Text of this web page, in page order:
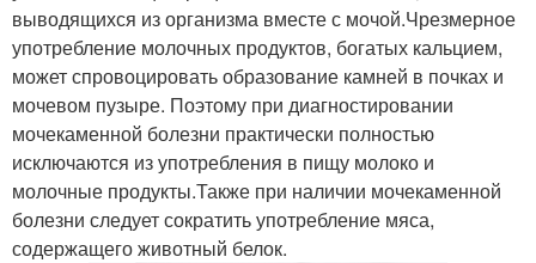
выводящихся из организма вместе с мочой.Чрезмерное
употребление молочных продуктов, богатых кальцием,
может спровоцировать образование камней в почках и
мочевом пузыре. Поэтому при диагностировании
мочекаменной болезни практически полностью
исключаются из употребления в пищу молоко и
молочные продукты.Также при наличии мочекаменной
болезни следует сократить употребление мяса,
содержащего животный белок.